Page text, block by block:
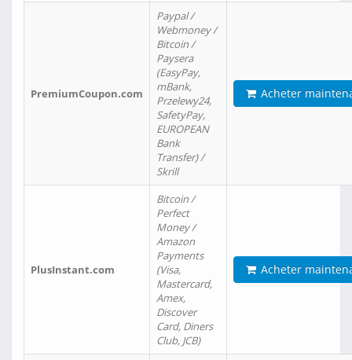
PremiumCoupon.com
Paypal /
Webmoney /
Bitcoin /
Paysera
(EasyPay,
mBank,
Przelewy24,
SafetyPay,
EUROPEAN
Bank
Transfer) /
Skrill
Acheter
PlusInstant.com
Bitcoin /
Perfect
Money /
Amazon
Payments
(Visa,
Mastercard,
Amex,
Discover
Card, Diners
Club, JCB)
Acheter